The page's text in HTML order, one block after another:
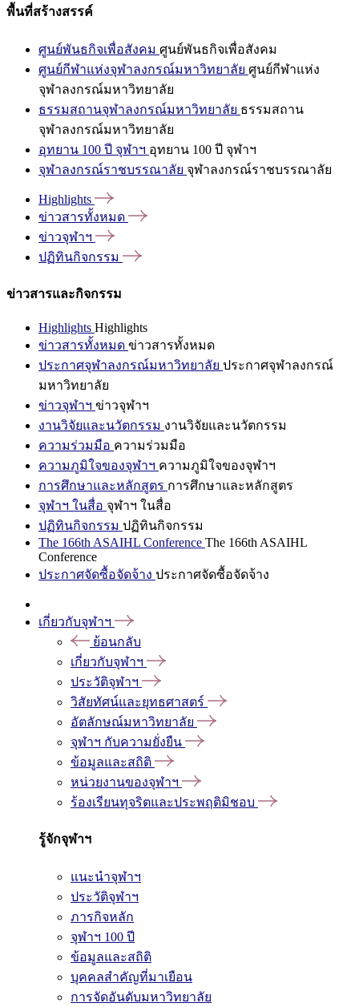
พื้นที่สร้างสรรค์
ศูนย์พันธกิจเพื่อสังคม ศูนย์พันธกิจเพื่อสังคม
ศูนย์กีฬาแห่งจุฬาลงกรณ์มหาวิทยาลัย ศูนย์กีฬาแห่ง
จุฬาลงกรณ์มหาวิทยาลัย
ธรรมสถานจุฬาลงกรณ์มหาวิทยาลัย ธรรมสถาน
จุฬาลงกรณ์มหาวิทยาลัย
อุทยาน 100 ปี จุฬาฯ อุทยาน 100 ปี จุฬาฯ
จุฬาลงกรณ์ราชบรรณาลัย จุฬาลงกรณ์ราชบรรณาลัย
Highlights
ข่าวสารทั้งหมด
ข่าวจุฬาฯ
ปฏิทินกิจกรรม
ข่าวสารและกิจกรรม
Highlights Highlights
ข่าวสารทั้งหมด ข่าวสารทั้งหมด
ประกาศจุฬาลงกรณ์มหาวิทยาลัย ประกาศจุฬาลงกรณ์
มหาวิทยาลัย
ข่าวจุฬาฯ ข่าวจุฬาฯ
งานวิจัยและนวัตกรรม งานวิจัยและนวัตกรรม
ความร่วมมือ ความร่วมมือ
ความภูมิใจของจุฬาฯ ความภูมิใจของจุฬาฯ
การศึกษาและหลักสูตร การศึกษาและหลักสูตร
จุฬาฯ ในสื่อ จุฬาฯ ในสื่อ
ปฏิทินกิจกรรม ปฏิทินกิจกรรม
The 166th ASAIHL Conference The 166th ASAIHL
Conference
ประกาศจัดซื้อจัดจ้าง ประกาศจัดซื้อจัดจ้าง
เกี่ยวกับจุฬาฯ
ย้อนกลับ
เกี่ยวกับจุฬาฯ
ประวัติจุฬาฯ
วิสัยทัศน์และยุทธศาสตร์
อัตลักษณ์มหาวิทยาลัย
จุฬาฯ กับความยั่งยืน
ข้อมูลและสถิติ
หน่วยงานของจุฬาฯ
ร้องเรียนทุจริตและประพฤติมิชอบ
รู้จักจุฬาฯ
แนะนำจุฬาฯ
ประวัติจุฬาฯ
ภารกิจหลัก
จุฬาฯ 100 ปี
ข้อมูลและสถิติ
บุคคลสำคัญที่มาเยือน
การจัดอันดับมหาวิทยาลัย